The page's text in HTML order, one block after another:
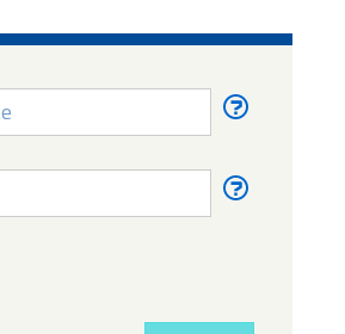
Nome
utente
Password